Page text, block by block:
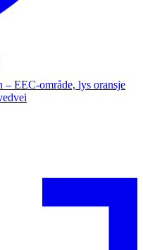
EEC-område, lys oransje